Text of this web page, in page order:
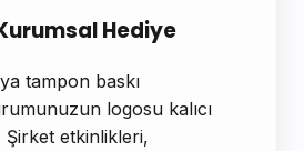
Hediye
tampon baskı
logosu kalıcı
etkinlikleri,